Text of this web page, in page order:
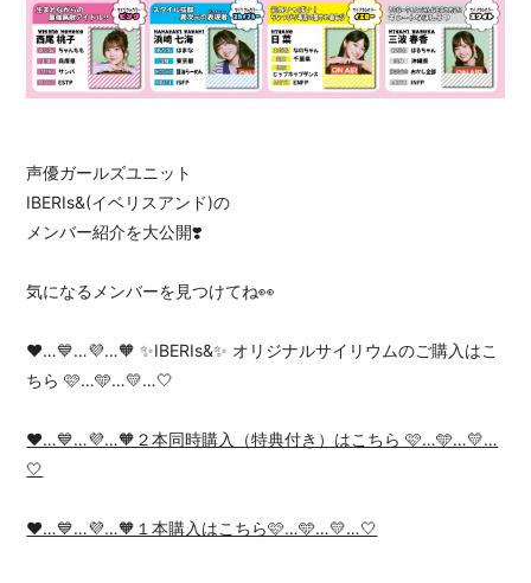
声優ガールズユニット
IBERIs&(イベリスアンド)の
メンバー紹介を大公開❣️
気になるメンバーを見つけてね👀
❤️…💙…💜…🧡 ✨IBERIs&✨ オリジナルサイリウムのご購入はこ
ちら 🩷…🩵…💛…🤍
❤️…💙…💜…🧡２本同時購入（特典付き）はこちら 🩷…🩵…💛…
🤍
❤️…💙…💜…🧡１本購入はこちら🩷…🩵…💛…🤍